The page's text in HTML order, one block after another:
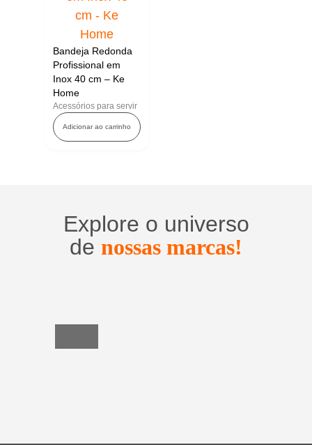
Bandeja Redonda
Profissional em
Inox 40 cm – Ke
Home
Acessórios para servir
Adicionar ao carrinho
Explore o universo
de nossas marcas!